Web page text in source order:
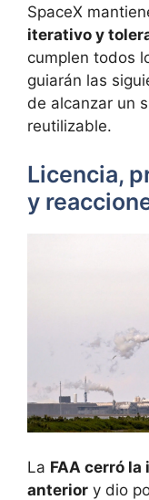
SpaceX
iterativo y
cumplen todos
guiarán las
de alcanzar un
reutilizable.
Licencia,
y
La FAA cerró
anterior y dio